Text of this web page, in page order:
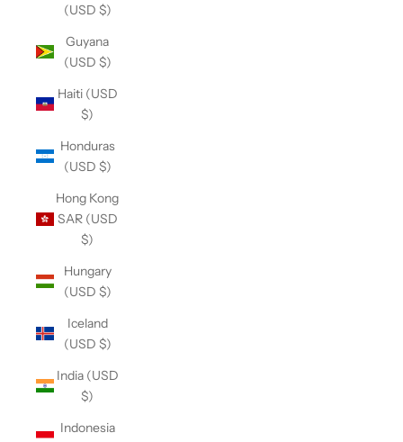
(USD $)
Guyana
(USD $)
Haiti (USD
$)
Honduras
(USD $)
Hong Kong
SAR (USD
$)
Hungary
(USD $)
Iceland
(USD $)
India (USD
$)
Indonesia